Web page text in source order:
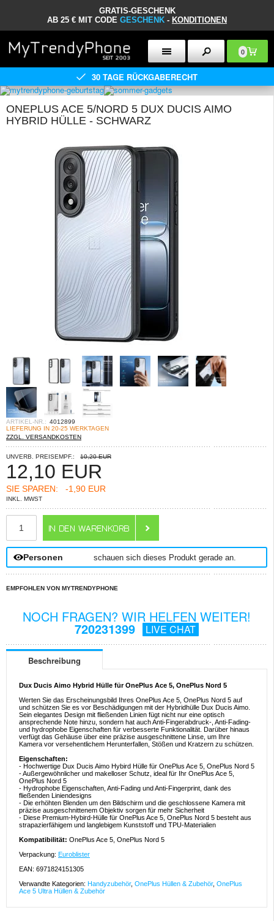
GRATIS-GESCHENK
AB 25 € MIT CODE GESCHENK - KONDITIONEN
0
30 TAGE RÜCKGABERECHT
ONEPLUS ACE 5/NORD 5 DUX DUCIS AIMO
HYBRID HÜLLE - SCHWARZ
ARTIKEL-NR.: 4012899
LIEFERUNG IN 20-25 WERKTAGEN
ZZGL. VERSANDKOSTEN
UNVERB. PREISEMPF.: 10,20 EUR
12,10 EUR
SIE SPAREN: -1,90 EUR
INKL. MWST
Personen schauen sich dieses Produkt gerade an.
EMPFOHLEN VON MYTRENDYPHONE
NOCH FRAGEN? WIR HELFEN WEITER!
720231399 LIVE CHAT
Beschreibung
Dux Ducis Aimo Hybrid Hülle für OnePlus Ace 5, OnePlus Nord 5
Werten Sie das Erscheinungsbild Ihres OnePlus Ace 5, OnePlus Nord 5 auf
und schützen Sie es vor Beschädigungen mit der Hybridhülle Dux Ducis Aimo.
Sein elegantes Design mit fließenden Linien fügt nicht nur eine optisch
ansprechende Note hinzu, sondern hat auch Anti-Fingerabdruck-, Anti-Fading-
und hydrophobe Eigenschaften für verbesserte Funktionalität. Darüber hinaus
verfügt das Gehäuse über eine präzise ausgeschnittene Linse, um Ihre
Kamera vor versehentlichem Herunterfallen, Stößen und Kratzern zu schützen.
Eigenschaften:
- Hochwertige Dux Ducis Aimo Hybird Hülle für OnePlus Ace 5, OnePlus Nord 5
- Außergewöhnlicher und makelloser Schutz, ideal für Ihr OnePlus Ace 5,
OnePlus Nord 5
- Hydrophobe Eigenschaften, Anti-Fading und Anti-Fingerprint, dank des
fließenden Liniendesigns
- Die erhöhten Blenden um den Bildschirm und die geschlossene Kamera mit
präzise ausgeschnittenem Objektiv sorgen für mehr Sicherheit
- Diese Premium-Hybird-Hülle für OnePlus Ace 5, OnePlus Nord 5 besteht aus
strapazierfähigem und langlebigem Kunststoff und TPU-Materialien
Kompatibilität: OnePlus Ace 5, OnePlus Nord 5
Verpackung: Euroblister
EAN: 6971824151305
Verwandte Kategorien: Handyzubehör, OnePlus Hüllen & Zubehör, OnePlus
Ace 5 Ultra Hüllen & Zubehör